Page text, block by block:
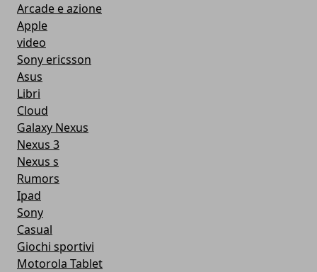
Arcade e azione
Apple
video
Sony ericsson
Asus
Libri
Cloud
Galaxy Nexus
Nexus 3
Nexus s
Rumors
Ipad
Sony
Casual
Giochi sportivi
Motorola Tablet